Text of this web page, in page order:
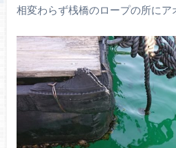
相変わらず桟橋のロープの所にア